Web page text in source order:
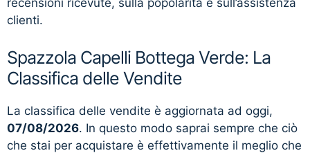
recensioni ricevute, sulla popolarità e sull’assistenza
clienti.
Spazzola Capelli Bottega Verde: La
Classifica delle Vendite
La classifica delle vendite è aggiornata ad oggi,
07/08/2026. In questo modo saprai sempre che ciò
che stai per acquistare è effettivamente il meglio che